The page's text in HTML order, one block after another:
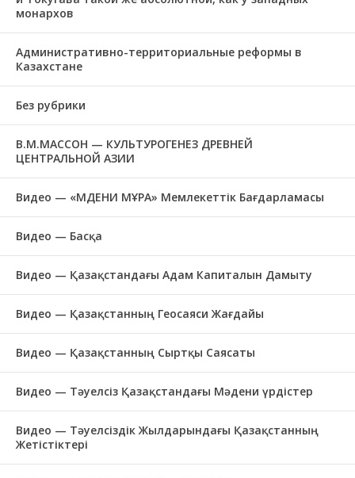
монархов
Административно-территориальные реформы в
Казахстане
Без рубрики
В.М.МАССОН — КУЛЬТУРОГЕНЕЗ ДРЕВНЕЙ
ЦЕНТРАЛЬНОЙ АЗИИ
Видео — «МӘДЕНИ МҰРА» Мемлекеттік Бағдарламасы
Видео — Басқа
Видео — Қазақстандағы Адам Капиталын Дамыту
Видео — Қазақстанның Геосаяси Жағдайы
Видео — Қазақстанның Сыртқы Саясаты
Видео — Тәуелсіз Қазақстандағы Мәдени үрдістер
Видео — Тәуелсіздік Жылдарындағы Қазақстанның
Жетістіктері